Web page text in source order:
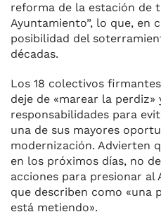
reforma de la estación de
Ayuntamiento”, lo que, en
posibilidad del
décadas.
Los 18 colectivos
deje de «marear la perdiz»
responsabilidades para
una de sus mayores
modernización. Advierten
en los próximos días, no
acciones para presionar
que describen como «una
está metiendo».